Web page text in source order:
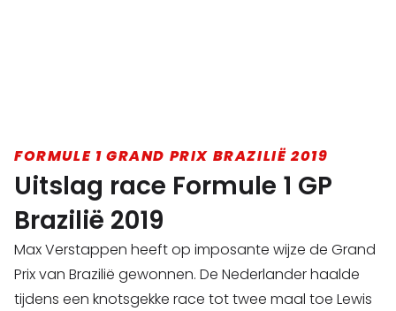
FORMULE 1 GRAND PRIX BRAZILIË 2019
Uitslag race Formule 1 GP
Brazilië 2019
Max Verstappen heeft op imposante wijze de Grand
Prix van Brazilië gewonnen. De Nederlander haalde
tijdens een knotsgekke race tot twee maal toe Lewis